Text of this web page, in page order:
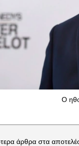
Ο
άρθρα στα